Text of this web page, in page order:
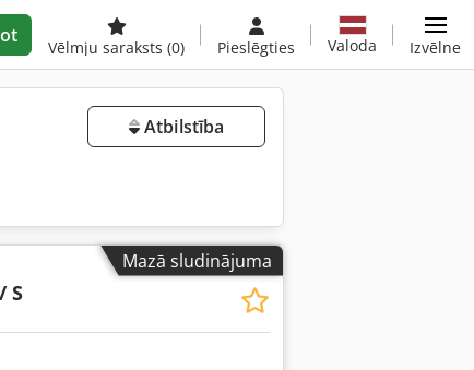
Vēlmju saraksts (0) Pieslēgties Valoda Izvēlne
Atbilstība
Mazā sludinājuma
S